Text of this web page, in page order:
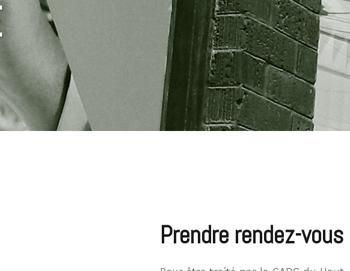
Prendre rendez-vous